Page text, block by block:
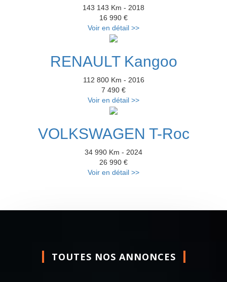
143 143 Km - 2018
16 990 €
Voir en détail >>
RENAULT Kangoo
112 800 Km - 2016
7 490 €
Voir en détail >>
VOLKSWAGEN T-Roc
34 990 Km - 2024
26 990 €
Voir en détail >>
TOUTES NOS ANNONCES